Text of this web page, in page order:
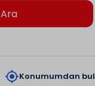
Ara
my_locationKonumumdan bul